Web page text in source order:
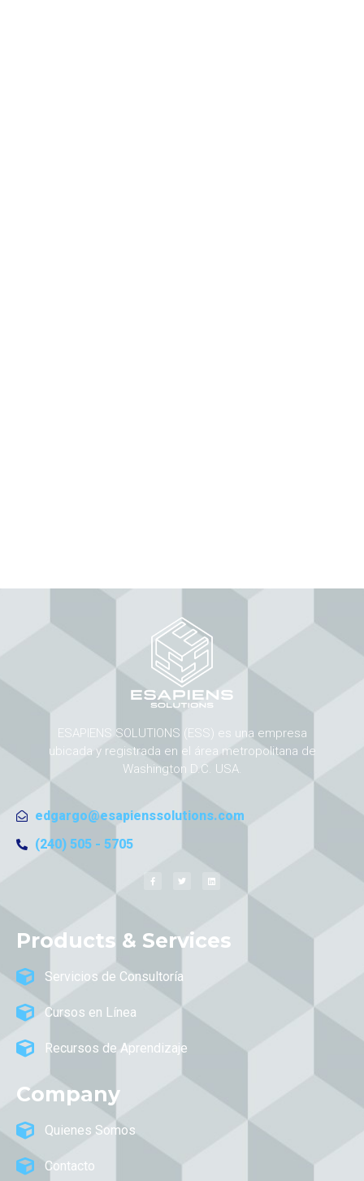
ESAPIENS SOLUTIONS (ESS) es una empresa
ubicada y registrada en el área metropolitana de
Washington D.C. USA.
edgargo@esapienssolutions.com
(240) 505 - 5705
Products & Services
Servicios de Consultoría
Cursos en Línea
Recursos de Aprendizaje
Company
Quienes Somos
Contacto